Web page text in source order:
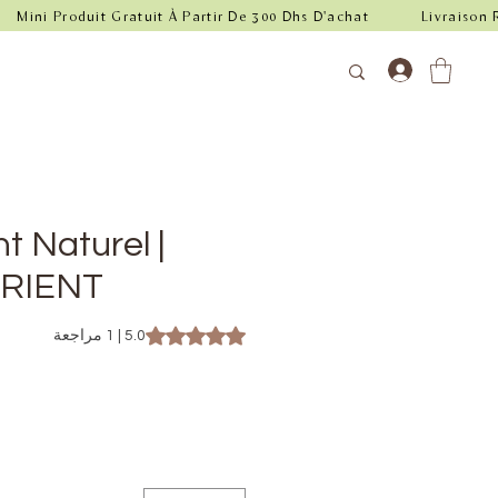
Naturel |
of five stars based on 1 review
5.0 | 1 مراجعة